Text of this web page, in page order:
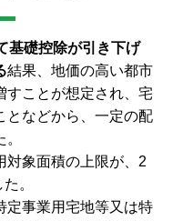
基礎控除が引き下げ
結果、地価の高い都市
すことが想定され、宅
となどから、一定の配
対象面積の上限が、2
。
定事業用宅地等又は特